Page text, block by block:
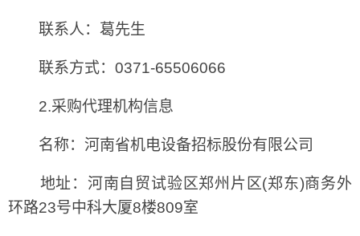
联系人：葛先生
联系方式：0371-65506066
2.采购代理机构信息
名称：河南省机电设备招标股份有限公司
地址：河南自贸试验区郑州片区(郑东)商务外
环路23号中科大厦8楼809室